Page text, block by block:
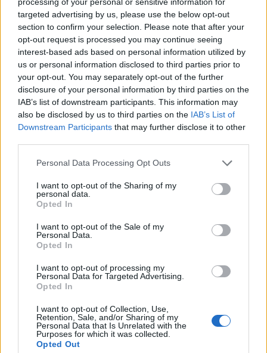
targeted advertising by us, please use the below opt-out
section to confirm your selection. Please note that after your
opt-out request is processed you may continue seeing
interest-based ads based on personal information utilized by
us or personal information disclosed to third parties prior to
your opt-out. You may separately opt-out of the further
disclosure of your personal information by third parties on the
IAB’s list of downstream participants. This information may
also be disclosed by us to third parties on the IAB’s List of
Downstream Participants that may further disclose it to other
Personal Data Processing Opt Outs
I want to opt-out of the Sharing of my
personal data.
Opted In
I want to opt-out of the Sale of my
Personal Data.
Opted In
I want to opt-out of processing my
Personal Data for Targeted Advertising.
Opted In
I want to opt-out of Collection, Use,
Retention, Sale, and/or Sharing of my
Personal Data that Is Unrelated with the
Purposes for which it was collected.
Opted Out
18η συνεχόμενη χρονιά για τον ΟΤΕ στη διεθνή σειρά δεικτών
FTSE4Good
Alpha Bank: Για πρώτη φορά το Αρχαίο Θέατρο Επιδαύρου άνοιξε τις
ΠΕΡΙΣΣΌΤΕΡΑ ΣΕ ΑΥΤΉ ΤΗΝ ΚΑΤΗΓΟΡΊΑ
Intrafashion Group:
Στρατηγική συνεργασία με
το Mediterranean College
- Τι προβλέπει το MoU
σε νέα συνεργασία για
online Ads, TikTok, CRM &
email Marketing